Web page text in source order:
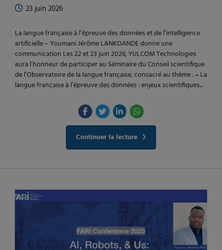
23 juin 2026
La langue française à l’épreuve des données et de l’intelligence
artificielle – Youmani Jérôme LANKOANDE donne une
communication Les 22 et 23 juin 2026, YULCOM Technologies
aura l’honneur de participer au Séminaire du Conseil scientifique
de l’Observatoire de la langue française, consacré au thème : « La
langue française à l’épreuve des données : enjeux scientifiques...
Continuer la lecture